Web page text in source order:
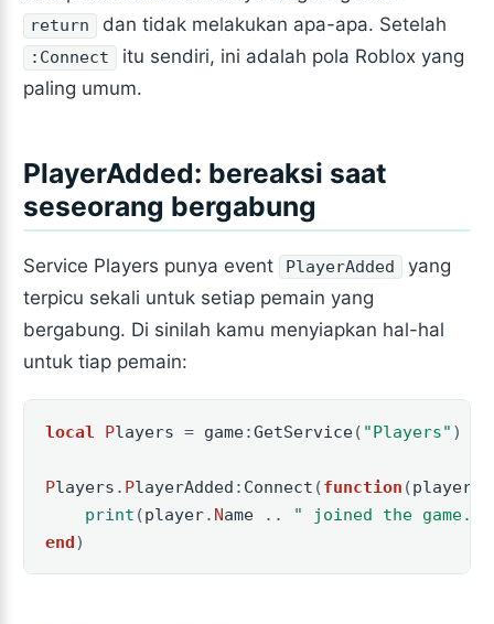
return dan tidak melakukan apa-apa. Setelah
:Connect
itu sendiri, ini adalah pola Roblox yang
paling umum.
PlayerAdded: bereaksi saat
seseorang bergabung
Service Players punya event PlayerAdded
yang
terpicu sekali untuk setiap pemain yang
bergabung. Di sinilah kamu menyiapkan hal-hal
untuk tiap pemain:
local Players = game:GetService( "Players" )
Players . PlayerAdded : Connect (function (player
print (player. Name .. " joined the game."
end)